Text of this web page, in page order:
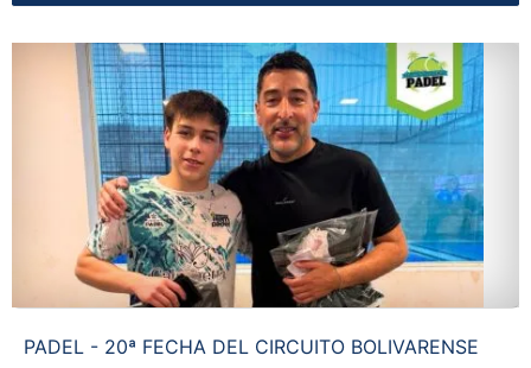
PADEL - 20ª FECHA DEL CIRCUITO BOLIVARENSE